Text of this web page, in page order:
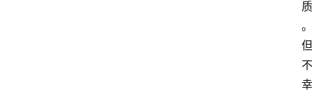
质
。
但
不
幸